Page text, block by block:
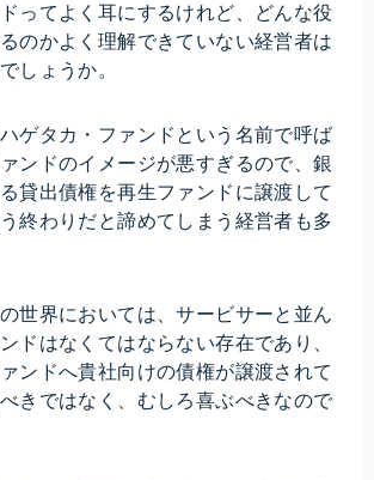
ってよく耳にするけれど、どんな役
のかよく理解できていない経営者は
しょうか。
ゲタカ・ファンドという名前で呼ば
ンドのイメージが悪すぎるので、銀
貸出債権を再生ファンドに譲渡して
終わりだと諦めてしまう経営者も多
世界においては、サービサーと並ん
ドはなくてはならない存在であり、
ンドへ貴社向けの債権が譲渡されて
きではなく、むしろ喜ぶべきなので